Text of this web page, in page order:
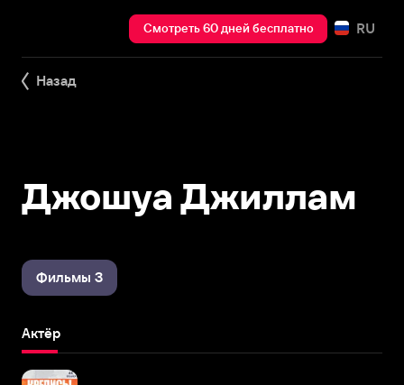
Смотреть 60 дней бесплатно RU
Назад
Джошуа Джиллам
Фильмы 3
Актёр